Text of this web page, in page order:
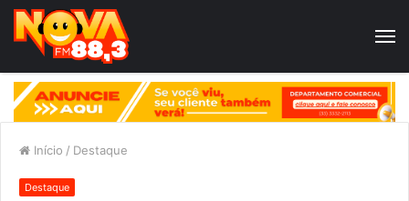
Início / Destaque
Destaque